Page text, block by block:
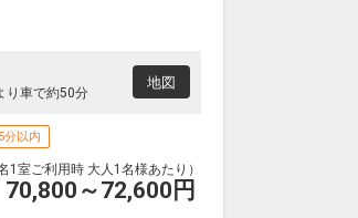
り車で約50分
地図
分以内
1室ご利用時 大人1名様あたり）
70,800～72,600 円